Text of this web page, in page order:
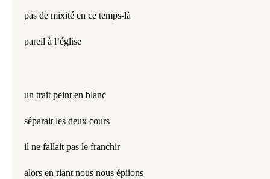
pas de mixité en ce temps-là
pareil à l’église
un trait peint en blanc
séparait les deux cours
il ne fallait pas le franchir
alors en riant nous nous épiions